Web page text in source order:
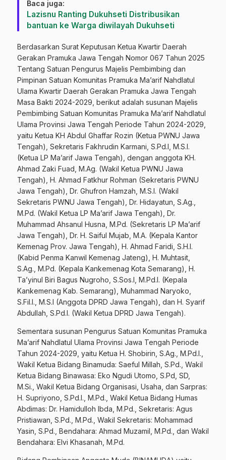
Baca juga:
Lazisnu Ranting Dukuhseti Distribusikan
bantuan ke Warga diwilayah Dukuhseti
Berdasarkan Surat Keputusan Ketua Kwartir Daerah
Gerakan Pramuka Jawa Tengah Nomor 067 Tahun 2025
Tentang Satuan Pengurus Majelis Pembimbing dan
Pimpinan Satuan Komunitas Pramuka Ma’arif Nahdlatul
Ulama Kwartir Daerah Gerakan Pramuka Jawa Tengah
Masa Bakti 2024-2029, berikut adalah susunan Majelis
Pembimbing Satuan Komunitas Pramuka Ma’arif Nahdlatul
Ulama Provinsi Jawa Tengah Periode Tahun 2024-2029,
yaitu Ketua KH Abdul Ghaffar Rozin (Ketua PWNU Jawa
Tengah), Sekretaris Fakhrudin Karmani, S.Pd.I, M.S.I.
(Ketua LP Ma’arif Jawa Tengah), dengan anggota KH.
Ahmad Zaki Fuad, M.Ag. (Wakil Ketua PWNU Jawa
Tengah), H. Ahmad Fatkhur Rohman (Sekretaris PWNU
Jawa Tengah), Dr. Ghufron Hamzah, M.S.I. (Wakil
Sekretaris PWNU Jawa Tengah), Dr. Hidayatun, S.Ag.,
M.Pd. (Wakil Ketua LP Ma’arif Jawa Tengah), Dr.
Muhammad Ahsanul Husna, M.Pd. (Sekretaris LP Ma’arif
Jawa Tengah), Dr. H. Saiful Mujab, M.A. (Kepala Kantor
Kemenag Prov. Jawa Tengah), H. Ahmad Faridi, S.H.I.
(Kabid Penma Kanwil Kemenag Jateng), H. Muhtasit,
S.Ag., M.Pd. (Kepala Kankemenag Kota Semarang), H.
Ta’yinul Biri Bagus Nugroho, S.Sos.I, M.Pd.I. (Kepala
Kankemenag Kab. Semarang), Muhammad Naryoko,
S.Fil.I., M.S.I (Anggota DPRD Jawa Tengah), dan H. Syarif
Abdullah, S.Pd.I. (Wakil Ketua DPRD Jawa Tengah).
Sementara susunan Pengurus Satuan Komunitas Pramuka
Ma’arif Nahdlatul Ulama Provinsi Jawa Tengah Periode
Tahun 2024-2029, yaitu Ketua H. Shobirin, S.Ag., M.Pd.I.,
Wakil Ketua Bidang Binamuda: Saeful Millah, S.Pd., Wakil
Ketua Bidang Binawasa: Eko Ngudi Utomo, S.Pd, SD,
M.Si., Wakil Ketua Bidang Organisasi, Usaha, dan Sarpras:
H. Supriyono, S.Pd.I., M.Pd., Wakil Ketua Bidang Humas
Abdimas: Dr. Hamidulloh Ibda, M.Pd., Sekretaris: Agus
Pristiawan, S.Pd., M.Pd., Wakil Sekretaris: Mohammad
Yasin, S.Pd., Bendahara: Ahmad Muzamil, M.Pd., dan Wakil
Bendahara: Elvi Khasanah, M.Pd.